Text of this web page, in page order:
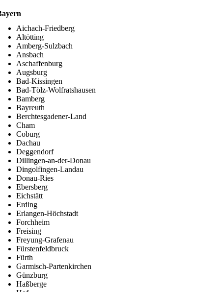
Aichach-Friedberg
Altötting
Amberg-Sulzbach
Ansbach
Aschaffenburg
Augsburg
Bad-Kissingen
Bad-Tölz-Wolfratshausen
Bamberg
Bayreuth
Berchtesgadener-Land
Cham
Coburg
Dachau
Deggendorf
Dillingen-an-der-Donau
Dingolfingen-Landau
Donau-Ries
Ebersberg
Eichstätt
Erding
Erlangen-Höchstadt
Forchheim
Freising
Freyung-Grafenau
Fürstenfeldbruck
Fürth
Garmisch-Partenkirchen
Günzburg
Haßberge